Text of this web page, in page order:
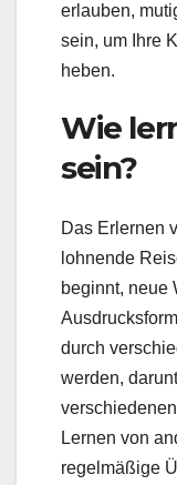
erlauben,
sein, um Ihre
heben.
Wie
sein?
Das Erlernen
lohnende
beginnt, neue
durch
werden,
Lernen von
regelmäßige